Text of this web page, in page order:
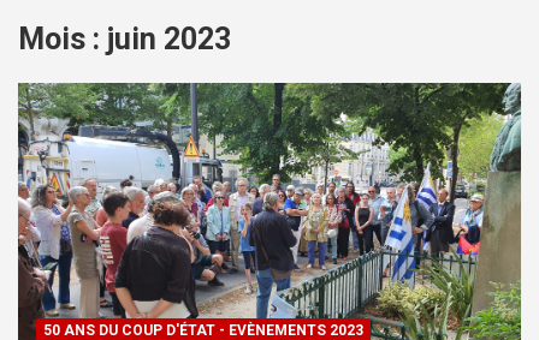
Mois : juin 2023
50 ANS DU COUP D'ÉTAT - EVÈNEMENTS 2023